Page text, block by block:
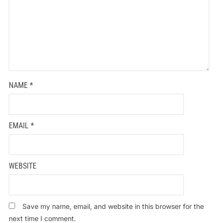
NAME *
EMAIL *
WEBSITE
Save my name, email, and website in this browser for the
next time I comment.